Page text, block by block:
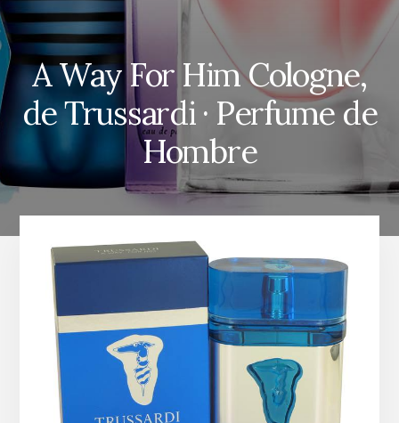
A Way For Him Cologne,
de Trussardi · Perfume de
Hombre